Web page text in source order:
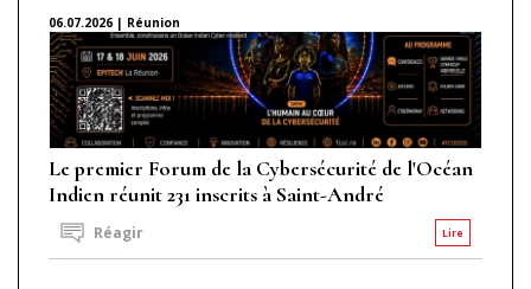
06.07.2026 | Réunion
Le premier Forum de la Cybersécurité de l'Océan
Indien réunit 231 inscrits à Saint-André
Lire
Réagir